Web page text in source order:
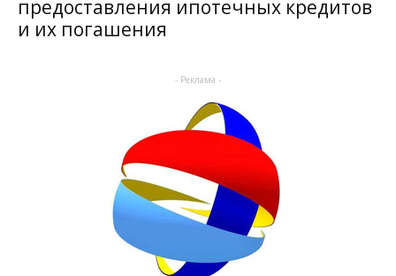
предоставления ипотечных кредитов
и их погашения
- Реклама -